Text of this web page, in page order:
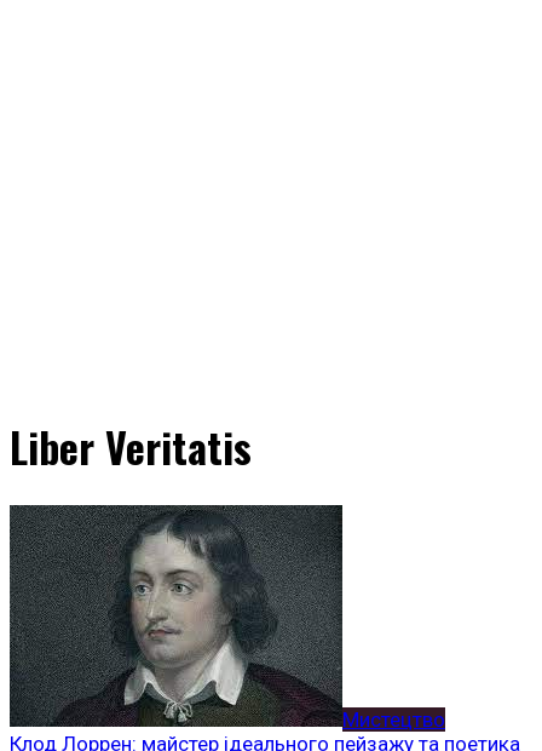
Liber Veritatis
Мистецтво
Клод Лоррен: майстер ідеального пейзажу та поетика